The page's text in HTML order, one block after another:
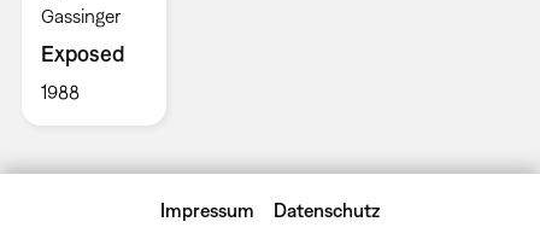
Gassinger
Exposed
1988
Impressum Datenschutz